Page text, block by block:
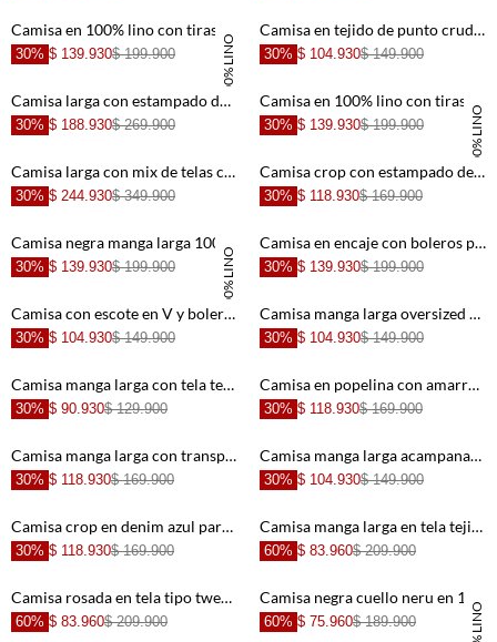
+ +
+ +
+ +
+ +
100% LINO
+
30% $ 139.930$ 199.900
+
Camisa en tejido de punto crudo para mujer
30% $ 104.930$ 149.900
+
Camisa larga con estampado de rayas para mujer
30% $ 188.930$ 269.900 100% LINO
+
30% $ 139.930$ 199.900
+
Camisa larga con mix de telas crudo para mujer
30% $ 244.930$ 349.900
+
Camisa crop con estampado de animal print para mujer
30% $ 118.930$ 169.900
100% LINO
+
30% $ 139.930$ 199.900
+
Camisa en encaje con boleros para mujer
30% $ 139.930$ 199.900
+
Camisa con escote en V y boleros crudo con cuello estructurado para mujer
30% $ 104.930$ 149.900
+
Camisa manga larga oversized blanca para mujer
30% $ 104.930$ 149.900
Camisa manga larga con tela texturizada crudo para mujer
30% $ 90.930$ 129.900
Camisa en popelina con amarre en fajón blanca para mujer
30% $ 118.930$ 169.900
Camisa manga larga con transparencia crudo para mujer
30% $ 118.930$ 169.900
Camisa manga larga acampanada de encaje café para mujer
30% $ 104.930$ 149.900
Camisa crop en denim azul para mujer
30% $ 118.930$ 169.900
Camisa manga larga en tela tejida crudo para mujer
60% $ 83.960$ 209.900
Camisa rosada en tela tipo tweed para mujer
60% $ 83.960$ 209.900 60% $ 75.960$ 189.900